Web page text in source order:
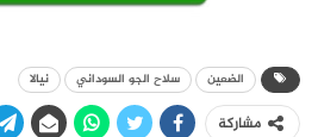
الضعين سلاح الجو السوداني نيالا
مشاركة